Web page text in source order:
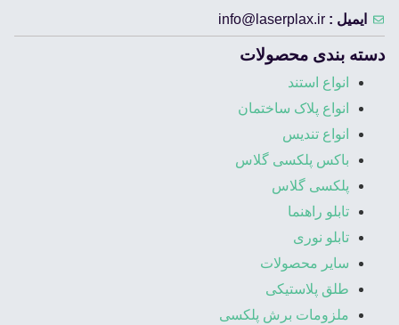
ایمیل : info@laserplax.ir
دسته بندی محصولات
انواع استند
انواع پلاک ساختمان
انواع تندیس
باکس پلکسی گلاس
پلکسی گلاس
تابلو راهنما
تابلو نوری
سایر محصولات
طلق پلاستیکی
ملزومات برش پلکسی